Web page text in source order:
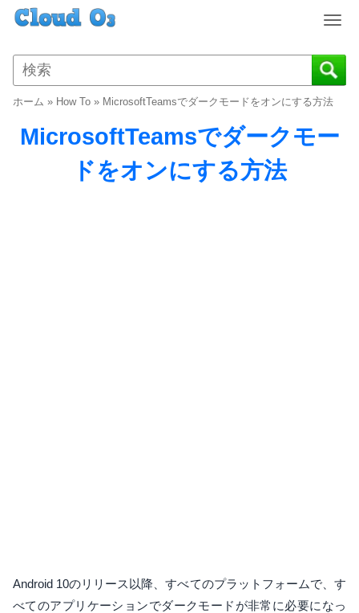
T
g
g
e
ホーム » How To » MicrosoftTeamsでダークモードをオンにする方法
MicrosoftTeamsでダークモー
ドをオンにする方法
Android 10のリリース以降、すべてのプラットフォームで、す
べてのアプリケーションでダークモードが非常に必要になっ